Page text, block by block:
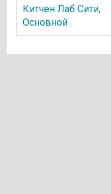
Китчен Лаб Сити,
Основной